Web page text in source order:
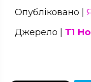
Опубліковано |
Джерело | Т1